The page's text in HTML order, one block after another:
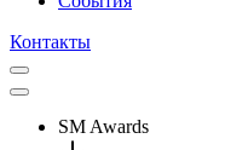
Контакты
SM Awards